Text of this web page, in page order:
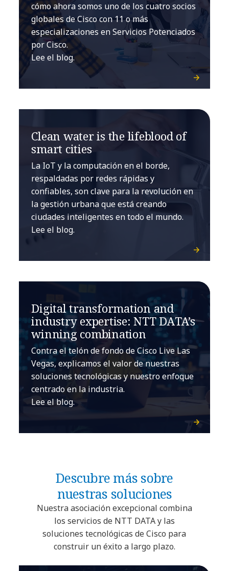
cómo ahora somos uno de los cuatro socios
globales de Cisco con 11 o más
especializaciones en Servicios Potenciados
por Cisco.
Lee el blog.
Clean water is the lifeblood of
smart cities
La IoT y la computación en el borde,
respaldadas por redes rápidas y
confiables, son clave para la revolución en
la gestión urbana que está creando
ciudades inteligentes en todo el mundo.
Lee el blog.
Digital transformation and
industry expertise: NTT DATA’s
winning combination
Contra el telón de fondo de Cisco Live Las
Vegas, explicamos el valor de nuestras
soluciones tecnológicas y nuestro enfoque
centrado en la industria.
Lee el blog.
Descubre más sobre
nuestras soluciones
Nuestra asociación excepcional combina
los servicios de NTT DATA y las
soluciones tecnológicas de Cisco para
construir un éxito a largo plazo.